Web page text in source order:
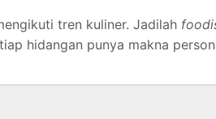
tren kuliner. Jadilah
hidangan punya makna